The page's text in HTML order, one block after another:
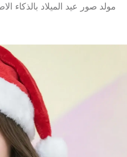
مولد صور عيد الميلاد